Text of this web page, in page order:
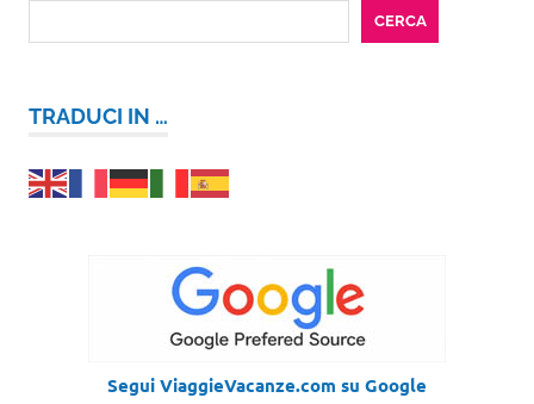
CERCA
TRADUCI IN …
Segui ViaggieVacanze.com su Google